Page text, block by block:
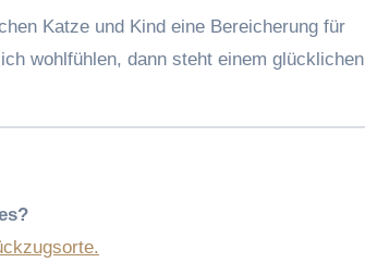
Katze und Kind eine Bereicherung für
wohlfühlen, dann steht einem glücklichen